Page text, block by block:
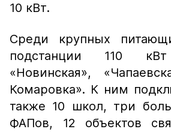
10 кВт.
Среди крупных
подстанции 110
«Новинская»,
Комаровка». К ним
также 10 школ, три
ФАПов, 12 объектов